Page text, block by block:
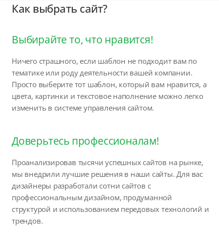
Как выбрать сайт?
Выбирайте то, что нравится!
Ничего страшного, если шаблон не подходит вам по
тематике или роду деятельности вашей компании.
Просто выберите тот шаблон, который вам нравится, а
цвета, картинки и текстовое наполнение можно легко
изменить в системе управления сайтом.
Доверьтесь профессионалам!
Проанализировав тысячи успешных сайтов на рынке,
мы внедрили лучшие решения в наши сайты. Для вас
дизайнеры разработали сотни сайтов с
профессиональным дизайном, продуманной
структурой и использованием передовых технологий и
трендов.